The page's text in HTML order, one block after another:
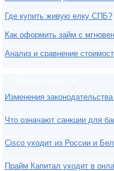
Где купить живую елку СПБ?
Как оформить займ с
Анализ и сравнение
Изменения
Что означают санкции для
Cisco уходит из России и
Прайм Капитал уходит в